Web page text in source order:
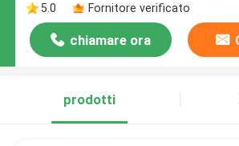
5.0
Fornitore verificato
chiamare ora
prodotti